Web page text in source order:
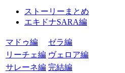
ストーリーまとめ
エキドナSARA編
マドゥ編
ゼラ編
リーチェ編 ヴェロア編
サレーネ編 完結編